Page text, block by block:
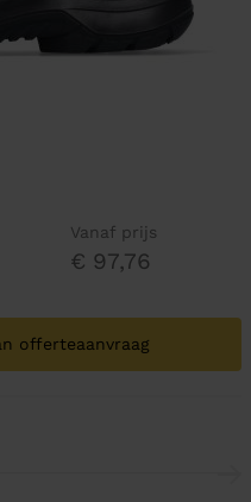
Vanaf prijs
€ 97,76
offerteaanvraag